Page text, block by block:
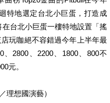
特地選定台北小巨蛋，打造成
台北小巨蛋一樓特地設置「搖
玩咖絕不容錯過今年上半年最
2800、2200、1800、800不
元。
理想國演藝）